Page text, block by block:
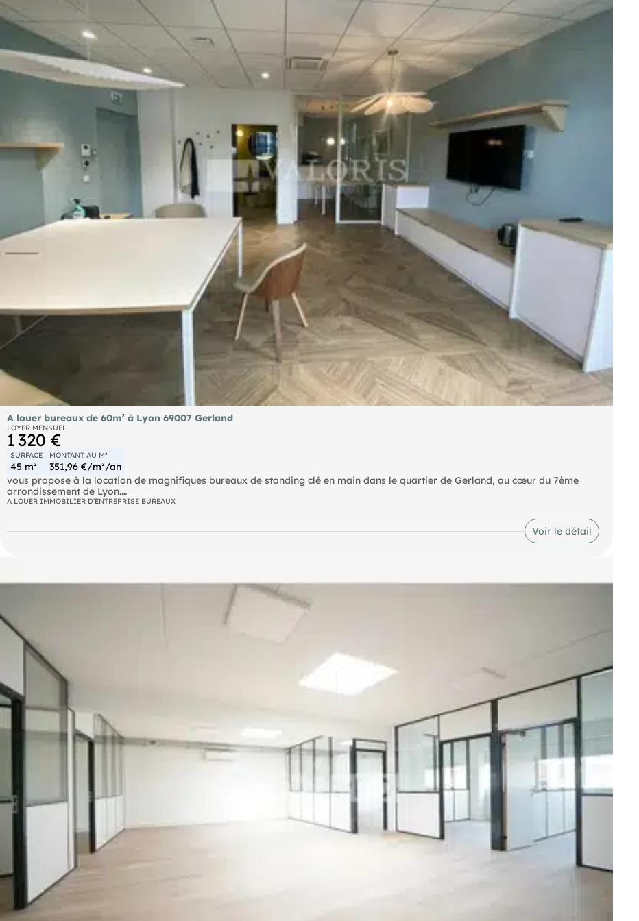
par une cuisine et une kitchenette, ainsi qu'un ensemble sanitaire comprenant une douche. L'ensemble du site répond également
aux normes d'accessibilité PMR (personnes à mobilité réduite), permettant de recevoir du public et des collaborateurs dans les
meilleures conditions. Ces bureaux de 78 m² représentent une opportunité adaptée pour installer votre activité au sein d'un
quartier connecté et attractif. vous propose à la location un plateau de bureauxle 7e arrondissement de Lyon. Situé dans un
secteur accessible et parfaitement desservi par les transports en commun, ce bien bénéficie d'un environnement urbain vivant
avec commerces et services à proximité. L'aménagement intérieur comprend deux grands bureaux, un open-space, des cloisons
vitrées et de grandes baies vitrées. Les locaux sont équipés de la climatisation réversible, de la fibre optique, du câblage RJ45,
d'une cuisine avec kitchenette, d'un sanitaire avec douche et disposent d'un accès PMR. Une solution fonctionnelle pour votre
entreprise dans un quartier dynamique.
Bus Arrêts : Simone de Beauvoir à 6min (C7), ENS lyon à 9min (34), Ayasse - Yves Farge à 11 min (34 et C7) Métro Arrêt Debourg
à 10 min (ligne B) Tram Arrêt Debourg à 10 min (ligne B)
A louer bureaux de 60m² à Lyon 69007 Gerland
LOYER MENSUEL
1 320 €
SURFACE
45 m²
MONTANT AU M²
351,96 €/m²/an
vous propose à la location de magnifiques bureaux de standing clé en main dans le quartier de Gerland, au cœur du 7ème
arrondissement de Lyon.
immeuble récent, ce local clé en main offre un cadre de travail lumineux, professionnel et est entièrement équipé.
Il se compose d'un bel open space équipé de 2 postes de travail, d'un bureau fermé avec un poste de travail, idéal pour s'isoler,
A LOUER IMMOBILIER D'ENTREPRISE BUREAUX
Voir le détail